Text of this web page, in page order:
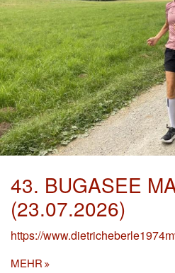
43. BUGASEE
(23.07.2026)
https://
MEHR